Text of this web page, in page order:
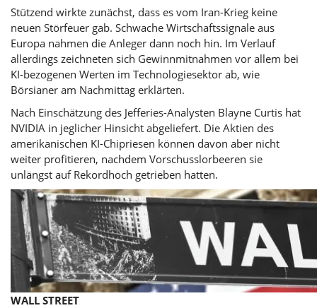
Stützend wirkte zunächst, dass es vom Iran-Krieg keine
neuen Störfeuer gab. Schwache Wirtschaftssignale aus
Europa nahmen die Anleger dann noch hin. Im Verlauf
allerdings zeichneten sich Gewinnmitnahmen vor allem bei
KI-bezogenen Werten im Technologiesektor ab, wie
Börsianer am Nachmittag erklärten.
Nach Einschätzung des Jefferies-Analysten Blayne Curtis hat
NVIDIA in jeglicher Hinsicht abgeliefert. Die Aktien des
amerikanischen KI-Chipriesen können davon aber nicht
weiter profitieren, nachdem Vorschusslorbeeren sie
unlängst auf Rekordhoch getrieben hatten.
WALL STREET